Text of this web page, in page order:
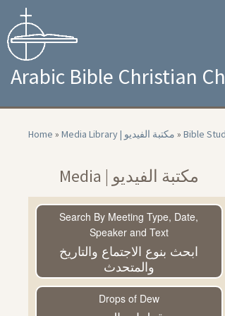
content
Arabic Bible Christian
Home » Media Library | مكتبة الفيديو » Bible
Media | مكتبة الفيديو
Search By Meeting Type, Date,
Speaker and Text
ابحث بنوع الاجتماع والتاريخ
والمتحدث
Drops of Dew